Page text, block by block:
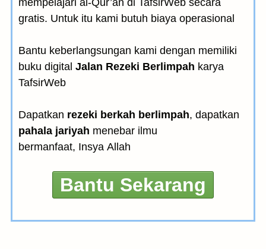
gratis. Untuk itu kami butuh biaya operasional
Bantu keberlangsungan kami dengan memiliki
buku digital Jalan Rezeki Berlimpah karya
TafsirWeb
Dapatkan rezeki berkah berlimpah, dapatkan
pahala jariyah menebar ilmu
bermanfaat, Insya Allah
Bantu Sekarang